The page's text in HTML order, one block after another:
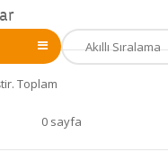
Toplam
0 sayfa